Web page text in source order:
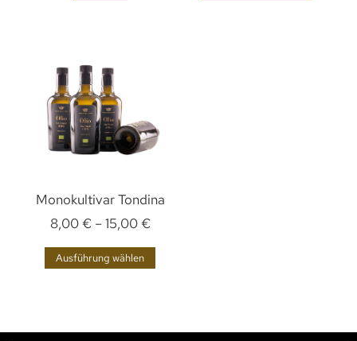
Monokultivar Tondina
8,00€ –15,00€
Ausführung wählen